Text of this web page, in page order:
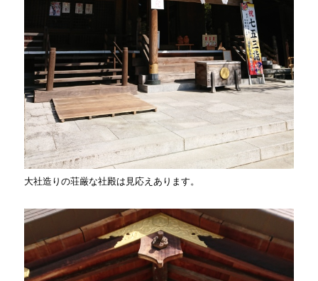
大社造りの荘厳な社殿は見応えあります。